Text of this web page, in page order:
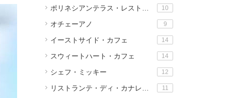
ポリネシアンテラス・レストラン 10
オチェーアノ 9
イーストサイド・カフェ 14
スウィートハート・カフェ 14
シェフ・ミッキー 12
リストランテ・ディ・カナレット 11